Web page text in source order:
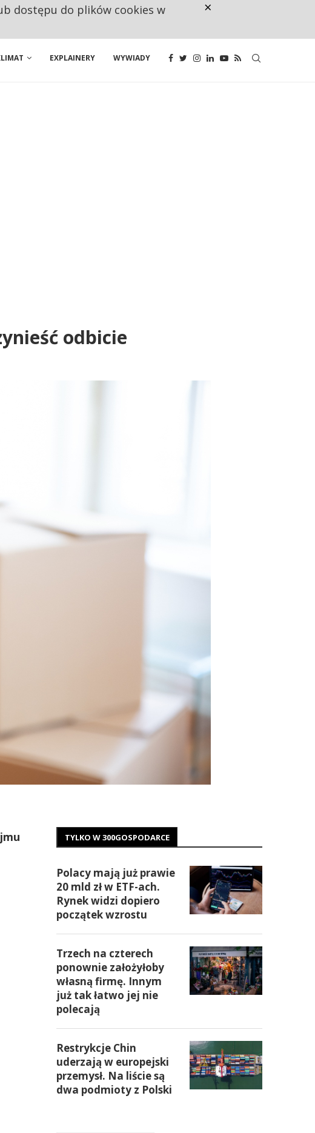
EXPLAINERY WYWIADY
odbicie
TYLKO W 300GOSPODARCE
Polacy mają już prawie
20 mld zł w ETF-ach.
Rynek widzi dopiero
początek wzrostu
Trzech na czterech
ponownie założyłoby
własną firmę. Innym
już tak łatwo jej nie
polecają
Restrykcje Chin
uderzają w europejski
przemysł. Na liście są
dwa podmioty z Polski
dostępu do plików cookies w
×